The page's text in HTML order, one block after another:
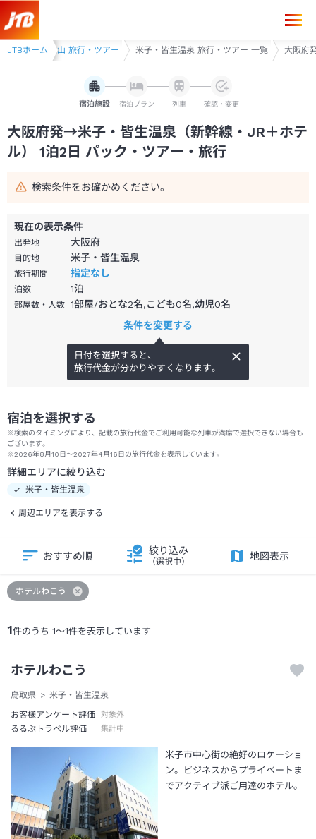
JTBホーム
生・境港・大山 旅行・ツアー 米子・皆生温泉 旅行・ツアー 一覧 大阪府
宿泊施設 宿泊プラン 列車 確認・変更
大阪府発→米子・皆生温泉（新幹線・JR＋ホテ
ル） 1泊2日 パック・ツアー・旅行
検索条件をお確かめください。
現在の表示条件
出発地 大阪府
目的地 米子・皆生温泉
旅行期間 指定なし
泊数 1泊
部屋数・人数 1部屋/おとな2名,こども0名,幼児0名
条件を変更する
日付を選択すると、
旅行代金が分かりやすくなります。
宿泊を選択する
※検索のタイミングにより、記載の旅行代金でご利用可能な列車が満席で選択できない場合も
ございます。
※2026年8月10日～2027年4月16日の旅行代金を表示しています。
詳細エリアに絞り込む
米子・皆生温泉
周辺エリアを表示する
1件のうち 1～1件を表示しています
おすすめ順 絞り込み
（選択中）
地図表示
ホテルわこう
ホテルわこう
鳥取県
米子・皆生温泉
お客様アンケート評価
対象外
るるぶトラベル評価 集計中
米子市中心街の絶好のロケーショ
ン。ビジネスからプライベートま
でアクティブ派ご用達のホテル。